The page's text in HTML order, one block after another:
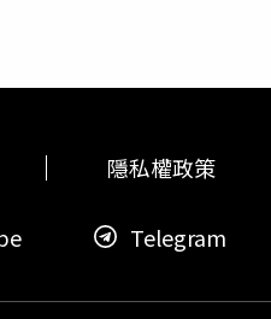
腳踢，又勒住她的脖子直到
中突然想起大聲呼喊Alexa以
在電話中聽到了事情的發生
托馬斯在普雷斯頓刑事法庭
國，性犯罪案件受害人享
隱私權政策
Telegram